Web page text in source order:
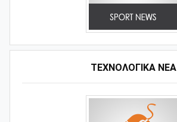
ΤΕΧΝΟΛΟΓΙΚΑ ΝΕΑ